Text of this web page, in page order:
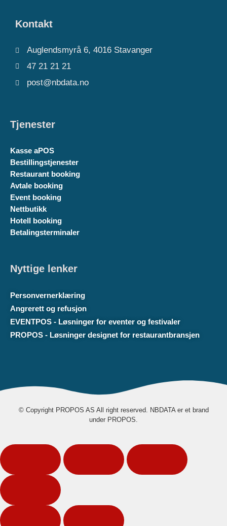
Kontakt
Auglendsmyrå 6, 4016 Stavanger
47 21 21 21
post@nbdata.no
Tjenester
Kasse aPOS
Bestillingstjenester
Restaurant booking
Avtale booking
Event booking
Nettbutikk
Hotell booking
Betalingsterminaler
Nyttige lenker
Personvernerklæring
Angrerett og refusjon
EVENTPOS - Løsninger for eventer og festivaler
PROPOS - Løsninger designet for restaurantbransjen
© Copyright PROPOS AS All right reserved. NBDATA er et brand
under PROPOS.